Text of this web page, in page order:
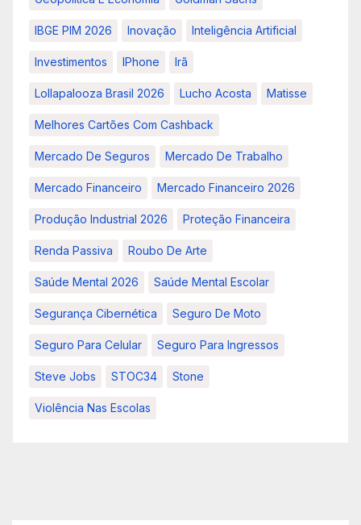
IBGE PIM 2026 Inovação Inteligência Artificial
Investimentos IPhone Irã
Lollapalooza Brasil 2026 Lucho Acosta Matisse
Melhores Cartões Com Cashback
Mercado De Seguros Mercado De Trabalho
Mercado Financeiro Mercado Financeiro 2026
Produção Industrial 2026 Proteção Financeira
Renda Passiva Roubo De Arte
Saúde Mental 2026 Saúde Mental Escolar
Segurança Cibernética Seguro De Moto
Seguro Para Celular Seguro Para Ingressos
Steve Jobs STOC34 Stone
Violência Nas Escolas